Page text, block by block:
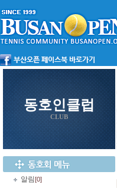
동호인클럽
CLUB
알림[0]